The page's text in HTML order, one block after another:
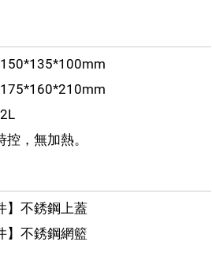
100mm
210mm
，無加熱。
】不銹鋼上蓋
】不銹鋼網籃